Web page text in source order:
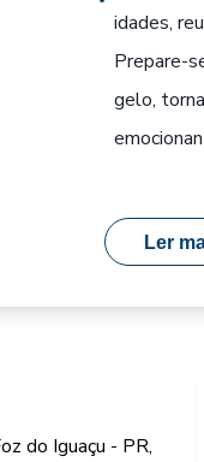
idades,
Prepare-
gelo,
Ler
do Iguaçu - PR,